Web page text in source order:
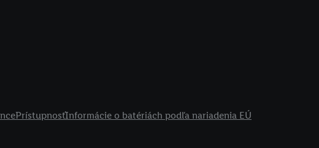
PrístupnosťInformácie o batériách podľa nariadenia EÚ